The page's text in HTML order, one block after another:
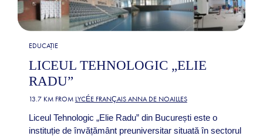
EDUCAȚIE
LICEUL TEHNOLOGIC „ELIE
RADU”
13.7 KM FROM LYCÉE FRANÇAIS ANNA DE NOAILLES
Liceul Tehnologic „Elie Radu” din București este o
instituție de învățământ preuniversitar situată în sectorul